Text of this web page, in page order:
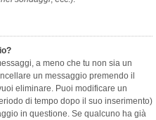
a meno che tu non sia un
un messaggio premendo il
eliminare. Puoi modificare un
di tempo dopo il suo inserimento)
in questione. Se qualcuno ha già